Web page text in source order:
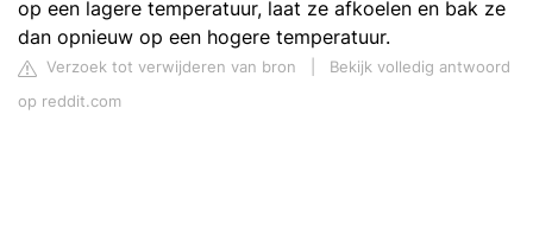
op een lagere temperatuur, laat ze afkoelen en bak ze
dan opnieuw op een hogere temperatuur.
Verzoek tot verwijderen van bron
Bekijk volledig antwoord
op reddit.com